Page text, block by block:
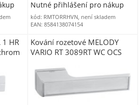
Nutné přihlášení pro nákup
kód: RMTORRHVN, není skladem
EAN: 8584138074154
HR
Kování rozetové MELODY
VARIO RT 3089RT WC OCS